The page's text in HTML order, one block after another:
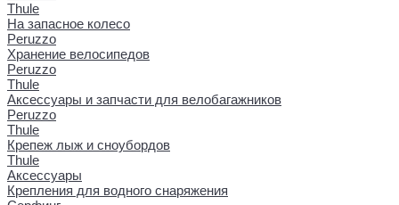
Thule
На запасное колесо
Peruzzo
Хранение велосипедов
Peruzzo
Thule
Аксессуары и запчасти для велобагажников
Peruzzo
Thule
Крепеж лыж и сноубордов
Thule
Аксессуары
Крепления для водного снаряжения